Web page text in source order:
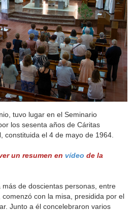
tuvo lugar en el Seminario
los sesenta años de Cáritas
constituida el 4 de mayo de 1964.
un resumen en vídeo de la
de doscientas personas, entre
con la misa, presidida por el
Junto a él concelebraron varios